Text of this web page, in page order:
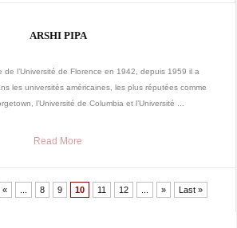
ARSHI PIPA
de l’Université de Florence en 1942, depuis 1959 il a
les universités américaines, les plus réputées comme
l’Université de Columbia et l’Université ...
Read More
« 8 9 10 11 12 » Last »